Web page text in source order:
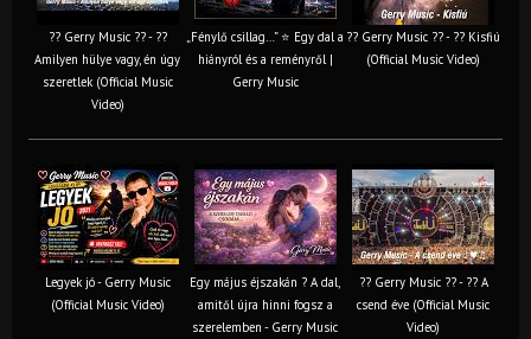
?? Gerry Music ?? - ??
Amilyen hülye vagy, én úgy
szeretlek (Official Music
Video)
„Fénylő csillag…” ⭐ Egy dal a
hiányról és a reményről |
Gerry Music
?? Gerry Music ?? - ?? Kisfiú
(Official Music Video)
Legyek jó - Gerry Music
(Official Music Video)
Egy május éjszakán ? A dal,
amitől újra hinni fogsz a
szerelemben - Gerry Music
?? Gerry Music ?? - ?? A
csend éve (Official Music
Video)